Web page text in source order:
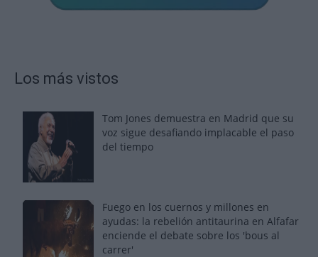
Los más vistos
Tom Jones demuestra en Madrid que su
voz sigue desafiando implacable el paso
del tiempo
Fuego en los cuernos y millones en
ayudas: la rebelión antitaurina en Alfafar
enciende el debate sobre los 'bous al
carrer'